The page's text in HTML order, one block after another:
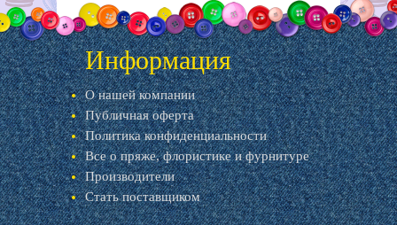
Информация
О нашей компании
Публичная оферта
Политика конфиденциальности
Все о пряже, флористике и фурнитуре
Производители
Стать поставщиком